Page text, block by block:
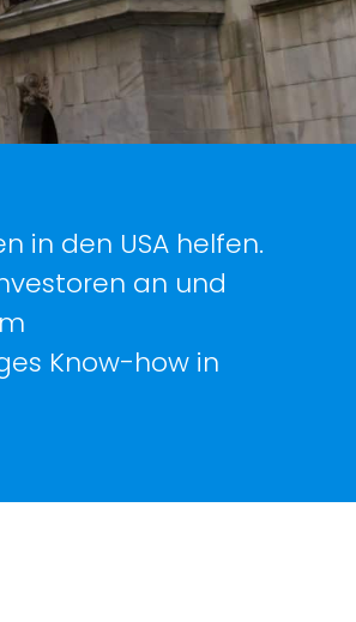
in den USA helfen.
an und
Know-how in